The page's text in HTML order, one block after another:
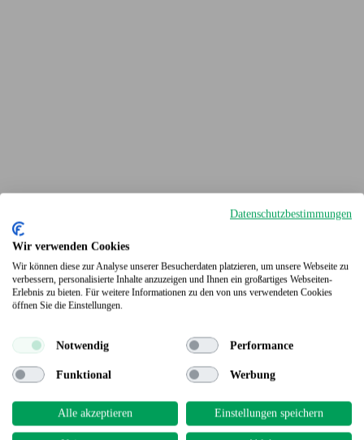
Terrassendielen
Datenschutzbestimmungen
Wir verwenden Cookies
Wir können diese zur Analyse unserer Besucherdaten platzieren, um unsere Webseite zu
verbessern, personalisierte Inhalte anzuzeigen und Ihnen ein großartiges Webseiten-
Erlebnis zu bieten. Für weitere Informationen zu den von uns verwendeten Cookies
öffnen Sie die Einstellungen.
Notwendig Performance
Funktional Werbung
Alle akzeptieren Einstellungen speichern